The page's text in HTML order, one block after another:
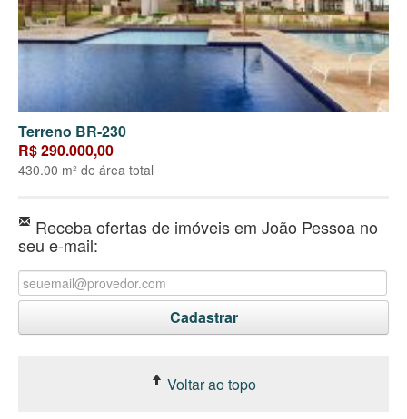
Terreno BR-230
R$ 290.000,00
430.00 m² de área total
Receba ofertas de imóveis em João Pessoa no
seu e-mail:
Voltar ao topo